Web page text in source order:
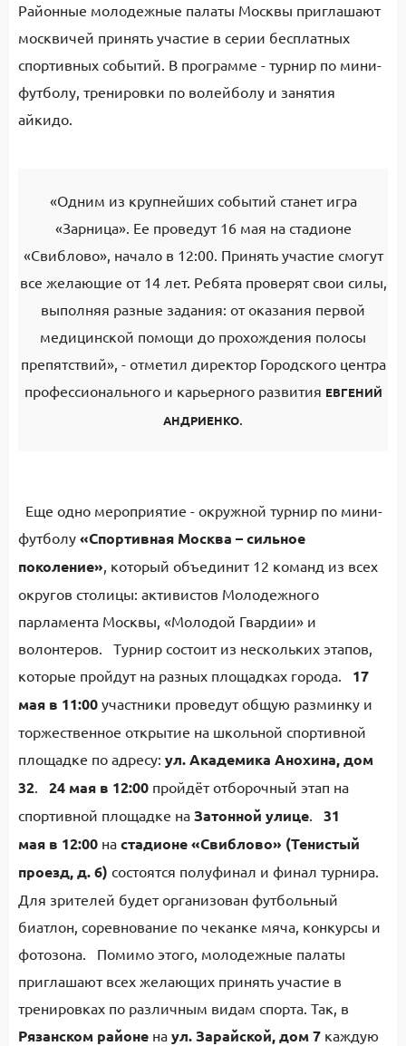
Районные молодежные палаты Москвы приглашают
москвичей принять участие в серии бесплатных
спортивных событий. В программе - турнир по мини-
футболу, тренировки по волейболу и занятия
айкидо.
«Одним из крупнейших событий станет игра
«Зарница». Ее проведут 16 мая на стадионе
«Свиблово», начало в 12:00. Принять участие смогут
все желающие от 14 лет. Ребята проверят свои силы,
выполняя разные задания: от оказания первой
медицинской помощи до прохождения полосы
препятствий», - отметил директор Городского центра
профессионального и карьерного развития ЕВГЕНИЙ
АНДРИЕНКО.
Еще одно мероприятие - окружной турнир по мини-
футболу «Спортивная Москва – сильное
поколение», который объединит 12 команд из всех
округов столицы: активистов Молодежного
парламента Москвы, «Молодой Гвардии» и
волонтеров. Турнир состоит из нескольких этапов,
которые пройдут на разных площадках города. 17
мая в 11:00 участники проведут общую разминку и
торжественное открытие на школьной спортивной
площадке по адресу: ул. Академика Анохина, дом
32. 24 мая в 12:00 пройдёт отборочный этап на
спортивной площадке на Затонной улице. 31
мая в 12:00 на стадионе «Свиблово» (Тенистый
проезд, д. 6) состоятся полуфинал и финал турнира.
Для зрителей будет организован футбольный
биатлон, соревнование по чеканке мяча, конкурсы и
фотозона. Помимо этого, молодежные палаты
приглашают всех желающих принять участие в
тренировках по различным видам спорта. Так, в
Рязанском районе на ул. Зарайской, дом 7 каждую